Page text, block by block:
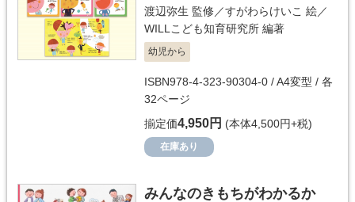
渡辺弥生 監修／すがわらけいこ 絵／
WILLこども知育研究所 編著
幼児から
ISBN978-4-323-90304-0 / A4変型 / 各
32ページ
揃定価4,950円 (本体4,500円+税)
在庫あり
みんなのきもちがわかるか